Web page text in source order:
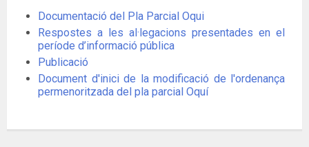
Documentació del Pla Parcial Oqui
Respostes a les al·legacions presentades en el
període d’informació pública
Publicació
Document d'inici de la modificació de l'ordenança
permenoritzada del pla parcial Oquí